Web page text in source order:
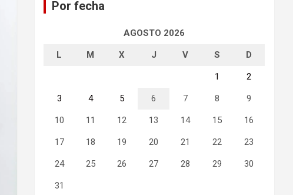
Por fecha
AGOSTO 2026
L M X J V S D
1 2
3 4 5 6 7 8 9
10 11 12 13 14 15 16
17 18 19 20 21 22 23
24 25 26 27 28 29 30
31